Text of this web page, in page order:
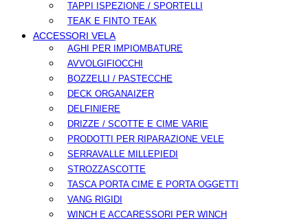
TAPPI ISPEZIONE / SPORTELLI
TEAK E FINTO TEAK
ACCESSORI VELA
AGHI PER IMPIOMBATURE
AVVOLGIFIOCCHI
BOZZELLI / PASTECCHE
DECK ORGANAIZER
DELFINIERE
DRIZZE / SCOTTE E CIME VARIE
PRODOTTI PER RIPARAZIONE VELE
SERRAVALLE MILLEPIEDI
STROZZASCOTTE
TASCA PORTA CIME E PORTA OGGETTI
VANG RIGIDI
WINCH E ACCARESSORI PER WINCH